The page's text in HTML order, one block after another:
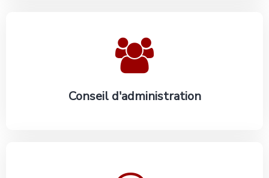
Conseil d'administration
En savoir plus